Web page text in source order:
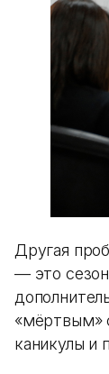
Другая
— это
«мёртвым»
каникулы и